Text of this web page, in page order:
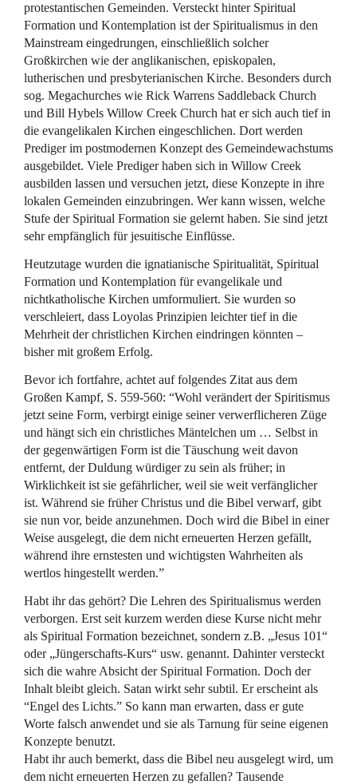
protestantischen Gemeinden. Versteckt hinter Spiritual
Formation und Kontemplation ist der Spiritualismus in den
Mainstream eingedrungen, einschließlich solcher
Großkirchen wie der anglikanischen, episkopalen,
lutherischen und presbyterianischen Kirche. Besonders durch
sog. Megachurches wie Rick Warrens Saddleback Church
und Bill Hybels Willow Creek Church hat er sich auch tief in
die evangelikalen Kirchen eingeschlichen. Dort werden
Prediger im postmodernen Konzept des Gemeindewachstums
ausgebildet. Viele Prediger haben sich in Willow Creek
ausbilden lassen und versuchen jetzt, diese Konzepte in ihre
lokalen Gemeinden einzubringen. Wer kann wissen, welche
Stufe der Spiritual Formation sie gelernt haben. Sie sind jetzt
sehr empfänglich für jesuitische Einflüsse.
Heutzutage wurden die ignatianische Spiritualität, Spiritual
Formation und Kontemplation für evangelikale und
nichtkatholische Kirchen umformuliert. Sie wurden so
verschleiert, dass Loyolas Prinzipien leichter tief in die
Mehrheit der christlichen Kirchen eindringen könnten –
bisher mit großem Erfolg.
Bevor ich fortfahre, achtet auf folgendes Zitat aus dem
Großen Kampf, S. 559-560: “Wohl verändert der Spiritismus
jetzt seine Form, verbirgt einige seiner verwerflicheren Züge
und hängt sich ein christliches Mäntelchen um … Selbst in
der gegenwärtigen Form ist die Täuschung weit davon
entfernt, der Duldung würdiger zu sein als früher; in
Wirklichkeit ist sie gefährlicher, weil sie weit verfänglicher
ist. Während sie früher Christus und die Bibel verwarf, gibt
sie nun vor, beide anzunehmen. Doch wird die Bibel in einer
Weise ausgelegt, die dem nicht erneuerten Herzen gefällt,
während ihre ernstesten und wichtigsten Wahrheiten als
wertlos hingestellt werden.”
Habt ihr das gehört? Die Lehren des Spiritualismus werden
verborgen. Erst seit kurzem werden diese Kurse nicht mehr
als Spiritual Formation bezeichnet, sondern z.B. „Jesus 101“
oder „Jüngerschafts-Kurs“ usw. genannt. Dahinter versteckt
sich die wahre Absicht der Spiritual Formation. Doch der
Inhalt bleibt gleich. Satan wirkt sehr subtil. Er erscheint als
“Engel des Lichts.” So kann man erwarten, dass er gute
Worte falsch anwendet und sie als Tarnung für seine eigenen
Konzepte benutzt.
Habt ihr auch bemerkt, dass die Bibel neu ausgelegt wird, um
dem nicht erneuerten Herzen zu gefallen? Tausende